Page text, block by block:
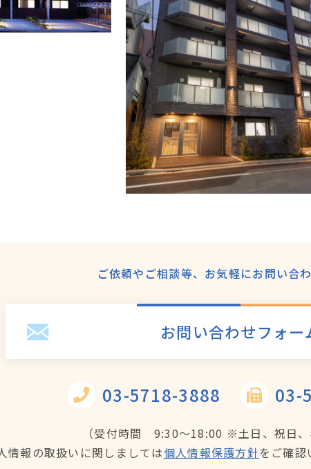
ご依頼やご相談等、 お気軽にお問い合
お問い合わせフォー
03-5718-3888 03-
（受付時間 9:30～18:00 ※土日、祝日
情報の取扱いに関しましては個人情報保護方針を ご確認